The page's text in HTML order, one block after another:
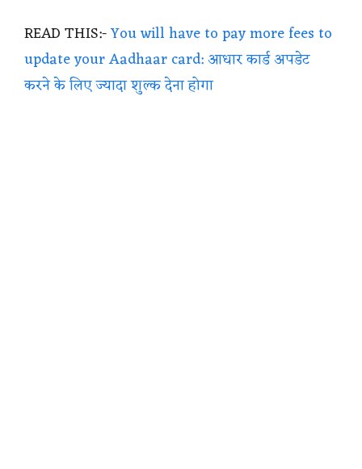
READ THIS:-You will have to pay more fees to
update your Aadhaar card: आधार कार्ड अपडेट
करने के लिए ज्यादा शुल्क देना होगा